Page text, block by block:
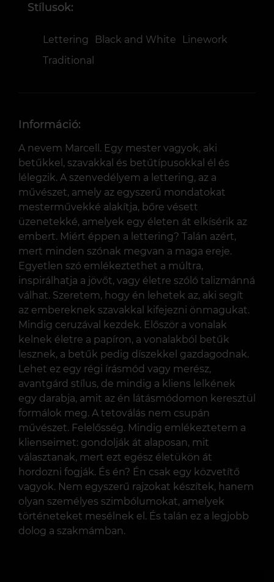
Stílusok:
Lettering Black and White
Linework
Traditional
Információ:
A nevem Marcell. Egy mester vagyok, aki
betűkkel, szavakkal és betűtípusokkal él és
lélegzik. A szenvedélyem a lettering, az a
művészet, amely az egyszerű mondatokat
mesterművekké alakítja, bőre vésett
üzenetekké, amelyek egy életen át elkísérik az
embert. Miért éppen a lettering? Talán azért,
mert minden szónak megvan a maga ereje.
Egyetlen szó emlékeztethet a múltra,
inspirálhatja a jövőt, vagy életre szóló talizmánná
válhat. Szeretem, hogy én lehetek az, aki segít
az embereknek szavakkal kifejezni önmagukat.
Mindig ceruzával kezdek. Először a vonalak
kelnek életre a papíron, a vonalakból betűk
lesznek, a betűk pedig díszekkel gazdagodnak.
Lehet ez egy régi írásmód vagy merész,
avantgárd stílus, de mindig a kliens lelkének
egy darabja, amit az én látásmódomon keresztül
formálok meg. A tetoválás nem csupán
művészet. Felelősség. Mindig emlékeztetem a
klienseimet: gondolják át alaposan, mit
választanak, mert ezt egész életükön át
hordozni fogják. És én? Én csak egy közvetítő
vagyok. Nem egyszerű rajzokat készítek, hanem
olyan személyes szimbólumokat, amelyek
történeteket mesélnek el. És talán ez a legjobb
dolog a szakmámban.